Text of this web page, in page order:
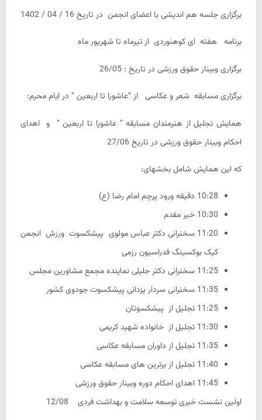
برگزاری جلسه هم اندیشی با اعضای انجمن در تاریخ 16 / 04 / 1402
برنامه هفته ای کوهنوردی از تیرماه تا شهریور ماه
برگزاری وبینار حقوق ورزشی در تاریخ : 26/05
برگزاری مسابقه شعر و عکاسی از “عاشورا تا اربعین ” در ایام محرم:
همایش تجلیل از هنرمندان مسابقه ” عاشورا تا اربعین ” و اهدای
احکام وبینار حقوق ورزشی در تاریخ 27/06
که این همایش شامل بخشهای:
10:28 دقیقه ورود پرچم امام رضا (ع)
10:30 خیر مقدم
11:20 سخنرانی دکتر عباس مولوی پیشکسوت ورزش انجمن
کیک بوکسینگ فدراسیون رزمی
11:25 سخنرانی دکتر جلیلی نماینده مجمع مشاورین مجلس
11:35 سخنرانی سردار یزدانی پیشکسوت جودوی کشور
11:25 تجلیل از پیشکسوتان
11:30 تجلیل از خانواده شهید کریمی
11:35 تجلیل از داوران مسابقه عکاسی
11:40 تجلیل از برترین های مسابقه عکاسی
11:45 اهدای احکام دوره وبینار حقوق ورزشی
اولین نشست خبری توسعه سلامت و بهداشت فردی 12/08